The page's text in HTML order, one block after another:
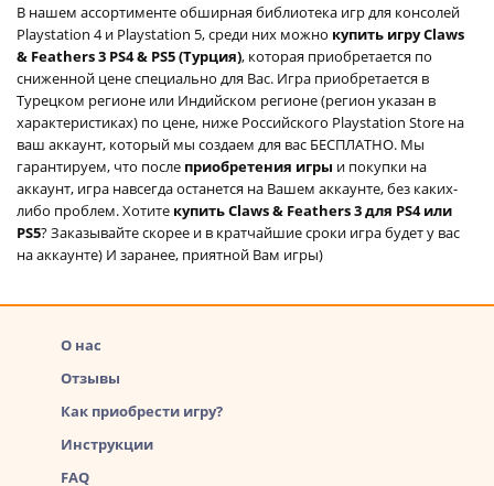
В нашем ассортименте обширная библиотека игр для консолей
Playstation 4 и Playstation 5, среди них можно купить игру Claws
& Feathers 3 PS4 & PS5 (Турция), которая приобретается по
сниженной цене специально для Вас. Игра приобретается в
Турецком регионе или Индийском регионе (регион указан в
характеристиках) по цене, ниже Российского Playstation Store на
ваш аккаунт, который мы создаем для вас БЕСПЛАТНО. Мы
гарантируем, что после приобретения игры и покупки на
аккаунт, игра навсегда останется на Вашем аккаунте, без каких-
либо проблем. Хотите купить Claws & Feathers 3 для PS4 или
PS5? Заказывайте скорее и в кратчайшие сроки игра будет у вас
на аккаунте) И заранее, приятной Вам игры)
О нас
Отзывы
Как приобрести игру?
Инструкции
FAQ